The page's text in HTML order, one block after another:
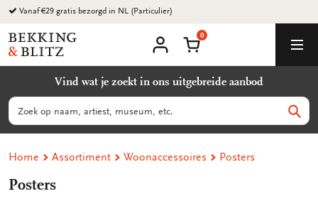
Ga
naar
content
Vanaf €29 gratis bezorgd in NL (Particulier)
Bekking
&
B.V.
account
Winkelmand
0
Vind wat je zoekt in ons uitgebreide aanbod
Zoeken
Home Assortiment Woonaccessoires Posters
Posters